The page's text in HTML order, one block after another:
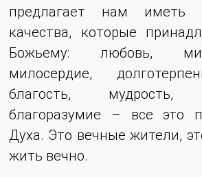
предлагает нам иметь
качества, которые
Божьему: любовь,
милосердие,
благость, мудрость,
благоразумие – все это
Духа. Это вечные жители,
жить вечно.